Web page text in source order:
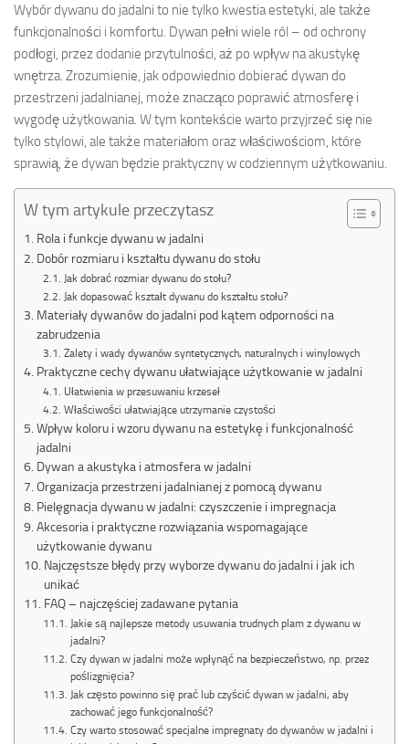
Wybór dywanu do jadalni to nie tylko kwestia estetyki, ale także
funkcjonalności i komfortu. Dywan pełni wiele ról – od ochrony
podłogi, przez dodanie przytulności, aż po wpływ na akustykę
wnętrza. Zrozumienie, jak odpowiednio dobierać dywan do
przestrzeni jadalnianej, może znacząco poprawić atmosferę i
wygodę użytkowania. W tym kontekście warto przyjrzeć się nie
tylko stylowi, ale także materiałom oraz właściwościom, które
sprawią, że dywan będzie praktyczny w codziennym użytkowaniu.
W tym artykule przeczytasz
Rola i funkcje dywanu w jadalni
Dobór rozmiaru i kształtu dywanu do stołu
Jak dobrać rozmiar dywanu do stołu?
Jak dopasować kształt dywanu do kształtu stołu?
Materiały dywanów do jadalni pod kątem odporności na
zabrudzenia
Zalety i wady dywanów syntetycznych, naturalnych i winylowych
Praktyczne cechy dywanu ułatwiające użytkowanie w jadalni
Ułatwienia w przesuwaniu krzeseł
Właściwości ułatwiające utrzymanie czystości
Wpływ koloru i wzoru dywanu na estetykę i funkcjonalność
jadalni
Dywan a akustyka i atmosfera w jadalni
Organizacja przestrzeni jadalnianej z pomocą dywanu
Pielęgnacja dywanu w jadalni: czyszczenie i impregnacja
Akcesoria i praktyczne rozwiązania wspomagające
użytkowanie dywanu
Najczęstsze błędy przy wyborze dywanu do jadalni i jak ich
unikać
FAQ – najczęściej zadawane pytania
Jakie są najlepsze metody usuwania trudnych plam z dywanu w
jadalni?
Czy dywan w jadalni może wpłynąć na bezpieczeństwo, np. przez
poślizgnięcia?
Jak często powinno się prać lub czyścić dywan w jadalni, aby
zachować jego funkcjonalność?
Czy warto stosować specjalne impregnaty do dywanów w jadalni i